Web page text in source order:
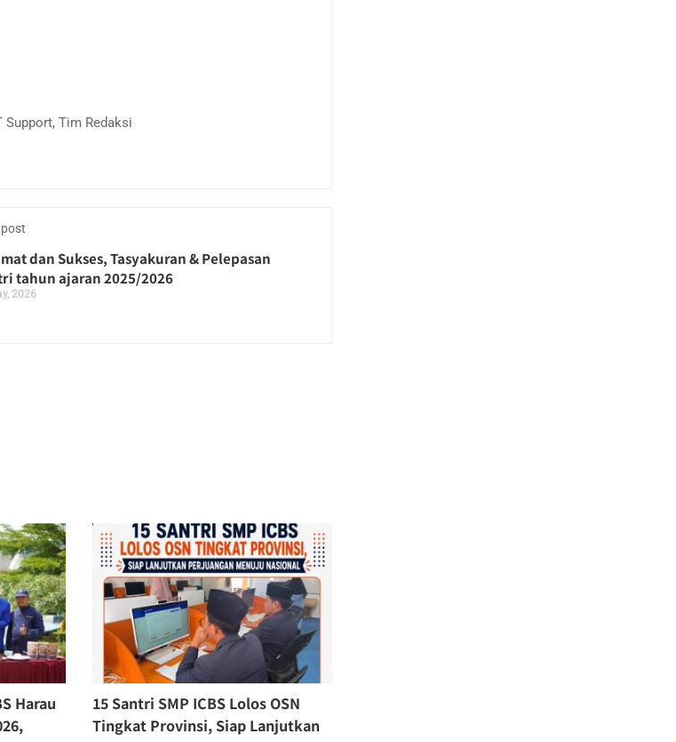
Support, Tim Redaksi
dan Sukses, Tasyakuran & Pelepasan
tahun ajaran 2025/2026
2026
Harau
15 Santri SMP ICBS Lolos OSN
Tingkat Provinsi, Siap Lanjutkan